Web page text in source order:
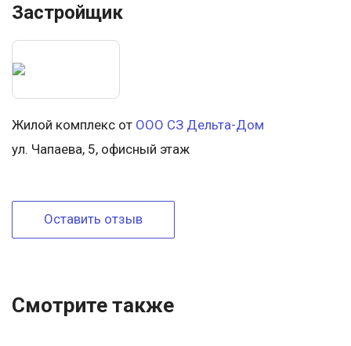
Застройщик
Жилой комплекс от ООО СЗ Дельта-Дом
ул. Чапаева, 5, офисный этаж
Оставить отзыв
Смотрите также